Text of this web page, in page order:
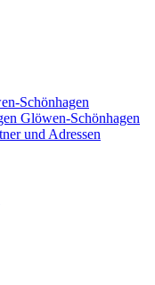
Schönhagen
Glöwen-Schönhagen
und Adressen